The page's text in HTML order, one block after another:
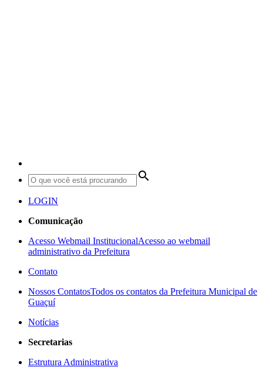
search
LOGIN
Comunicação
Acesso Webmail InstitucionalAcesso ao webmail
administrativo da Prefeitura
Contato
Nossos ContatosTodos os contatos da Prefeitura Municipal de
Guaçuí
Notícias
Secretarias
Estrutura Administrativa